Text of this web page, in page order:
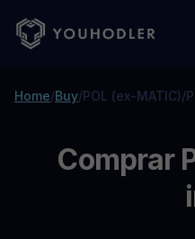
Home/Buy/POL (ex-MATIC)/
Comprar